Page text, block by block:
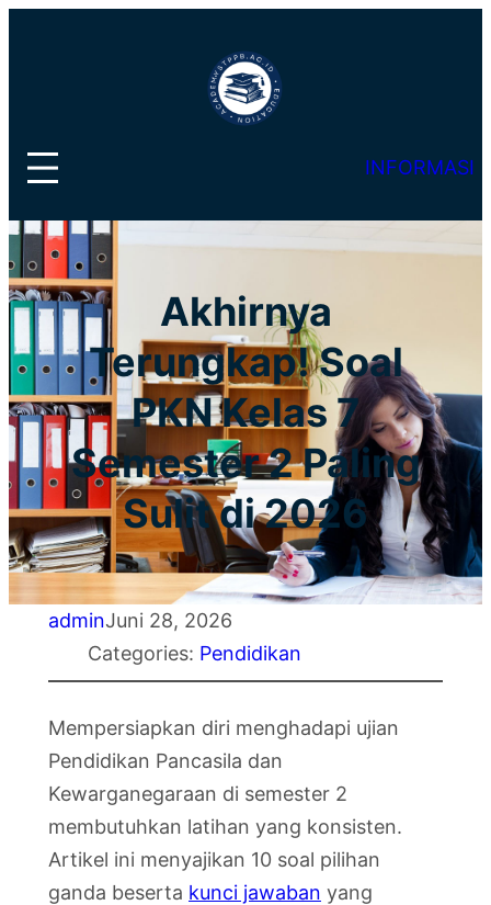
INFORMASI
Akhirnya
Terungkap! Soal
PKN Kelas 7
Semester 2 Paling
Sulit di 2026
adminJuni 28, 2026
Categories: Pendidikan
Mempersiapkan diri menghadapi ujian
Pendidikan Pancasila dan
Kewarganegaraan di semester 2
membutuhkan latihan yang konsisten.
Artikel ini menyajikan 10 soal pilihan
ganda beserta kunci jawaban yang